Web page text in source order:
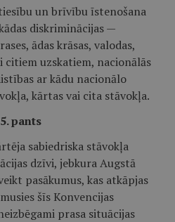
un brīvību īstenošana
diskriminācijas —
ādas krāsas, valodas,
citiem uzskatiem, nacionālās
ar kādu nacionālo
kārtas vai cita stāvokļa.
pants
sabiedriska stāvokļa
dzīvi, jebkura Augstā
pasākumus, kas atkāpjas
šīs Konvencijas
prasa situācijas